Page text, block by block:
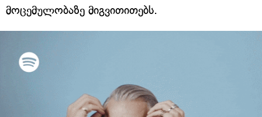
მოცემულობაზე მიგვითითებს.